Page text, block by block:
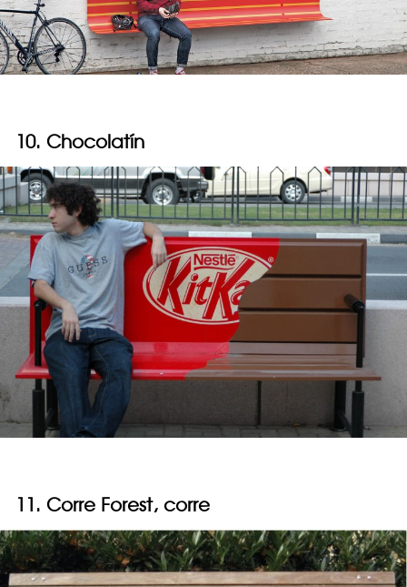
10. Chocolatín
11. Corre Forest, corre